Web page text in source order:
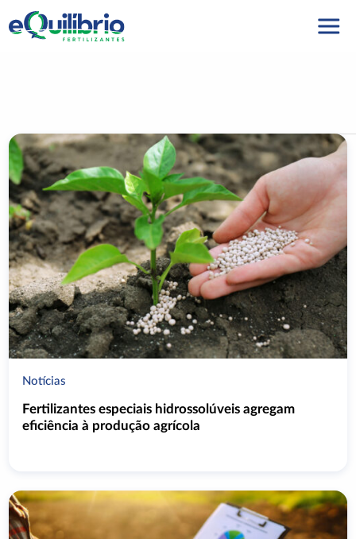
Notícias
Fertilizantes especiais hidrossolúveis agregam
eficiência à produção agrícola